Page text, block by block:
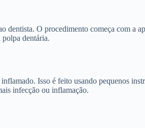
O procedimento começa com a
polpa dentária.
Isso é feito usando pequenos
infecção ou inflamação.